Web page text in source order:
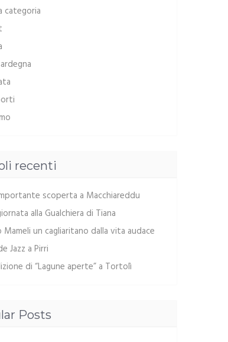
categoria
recenti
scoperta a Macchiareddu
alla Gualchiera di Tiana
Mameli un cagliaritano dalla vita audace
Jazz a Pirri
di “Lagune aperte” a Tortolì
Posts